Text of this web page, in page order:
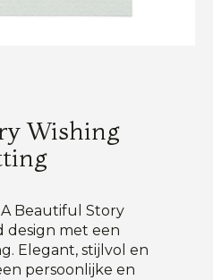
Wishing
Beautiful Story
design met een
Elegant, stijlvol en
persoonlijke en